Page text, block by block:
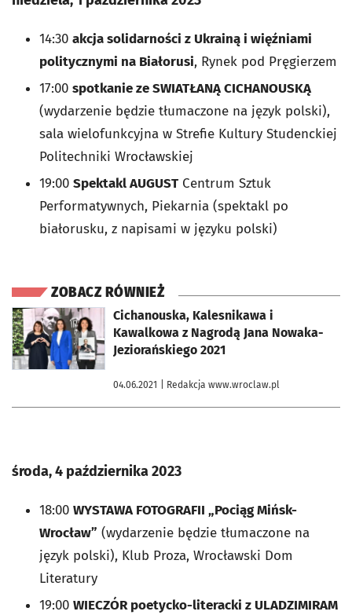
14:30 akcja solidarności z Ukrainą i więźniami
politycznymi na Białorusi, Rynek pod Pręgierzem
17:00 spotkanie ze SWIATŁANĄ CICHANOUSKĄ
(wydarzenie będzie tłumaczone na język polski),
sala wielofunkcyjna w Strefie Kultury Studenckiej
Politechniki Wrocławskiej
19:00 Spektakl AUGUST Centrum Sztuk
Performatywnych, Piekarnia (spektakl po
białorusku, z napisami w języku polski)
ZOBACZ RÓWNIEŻ
Cichanouska, Kalesnikawa i
Kawalkowa z Nagrodą Jana Nowaka-
Jeziorańskiego 2021
04.06.2021 | Redakcja www.wroclaw.pl
otworzy się w nowej karcie
środa, 4 października 2023
18:00 WYSTAWA FOTOGRAFII „Pociąg Mińsk-
Wrocław” (wydarzenie będzie tłumaczone na
język polski), Klub Proza, Wrocławski Dom
Literatury
19:00 WIECZÓR poetycko-literacki z ULADZIMIRAM